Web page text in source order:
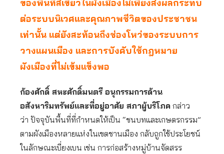
ของพื้นที่สีเขียวในผังเมืองไม่เพียงส่งผลกระทบ
ต่อระบบนิเวศและคุณภาพชีวิตของประชาชน
เท่านั้น แต่ยังสะท้อนถึงช่องโหว่ของระบบการ
วางแผนเมือง และการบังคับใช้กฎหมาย
ผังเมืองที่ไม่เข้มแข็งพอ
ก้องศักดิ์ สหะศักดิ์มนตรี อนุกรรมการด้าน
อสังหาริมทรัพย์และที่อยู่อาศัย สภาผู้บริโภค กล่าว
ว่า ปัจจุบันพื้นที่ที่กำหนดให้เป็น “ชนบทและเกษตรกรรม”
ตามผังเมืองหลายแห่งในเขตชานเมือง กลับถูกใช้ประโยชน์
ในลักษณะเบี่ยงเบน เช่น การก่อสร้างหมู่บ้านจัดสรร